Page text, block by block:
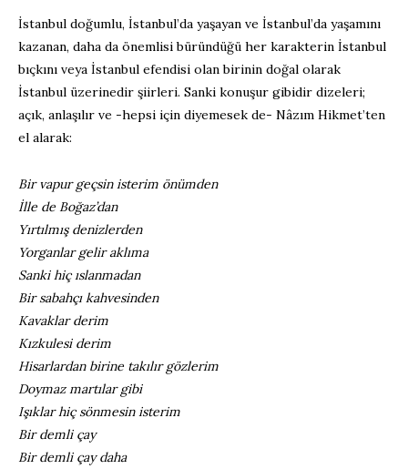
İstanbul doğumlu, İstanbul’da yaşayan ve İstanbul’da yaşamını
kazanan, daha da önemlisi büründüğü her karakterin İstanbul
bıçkını veya İstanbul efendisi olan birinin doğal olarak
İstanbul üzerinedir şiirleri. Sanki konuşur gibidir dizeleri;
açık, anlaşılır ve -hepsi için diyemesek de- Nâzım Hikmet’ten
el alarak:
Bir vapur geçsin isterim önümden
İlle de Boğaz’dan
Yırtılmış denizlerden
Yorganlar gelir aklıma
Sanki hiç ıslanmadan
Bir sabahçı kahvesinden
Kavaklar derim
Kızkulesi derim
Hisarlardan birine takılır gözlerim
Doymaz martılar gibi
Işıklar hiç sönmesin isterim
Bir demli çay
Bir demli çay daha